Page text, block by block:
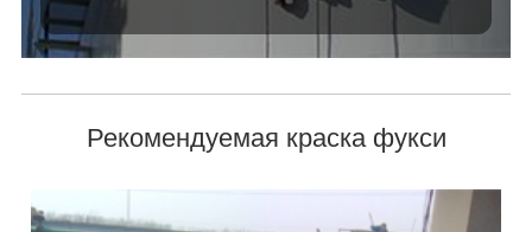
Рекомендуемая краска фукси